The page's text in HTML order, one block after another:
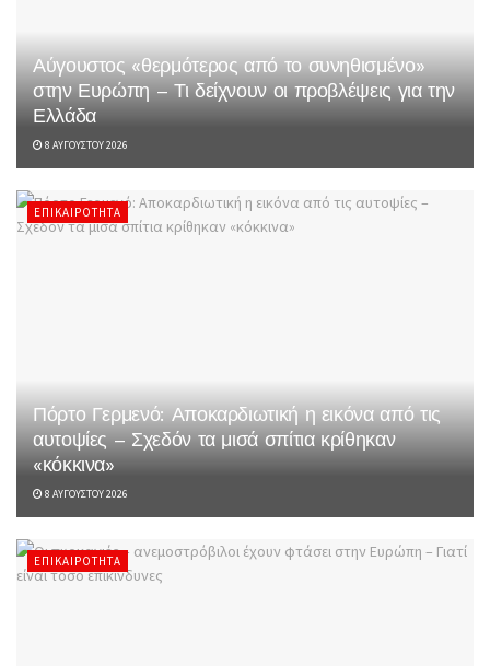
Αύγουστος «θερμότερος από το συνηθισμένο»
στην Ευρώπη – Τι δείχνουν οι προβλέψεις για την
Ελλάδα
8 ΑΥΓΟΎΣΤΟΥ 2026
ΕΠΙΚΑΙΡΌΤΗΤΑ
Πόρτο Γερμενό: Αποκαρδιωτική η εικόνα από τις
αυτοψίες – Σχεδόν τα μισά σπίτια κρίθηκαν
«κόκκινα»
8 ΑΥΓΟΎΣΤΟΥ 2026
ΕΠΙΚΑΙΡΌΤΗΤΑ